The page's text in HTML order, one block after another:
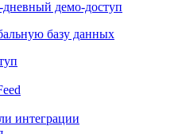
дневный
базу данных